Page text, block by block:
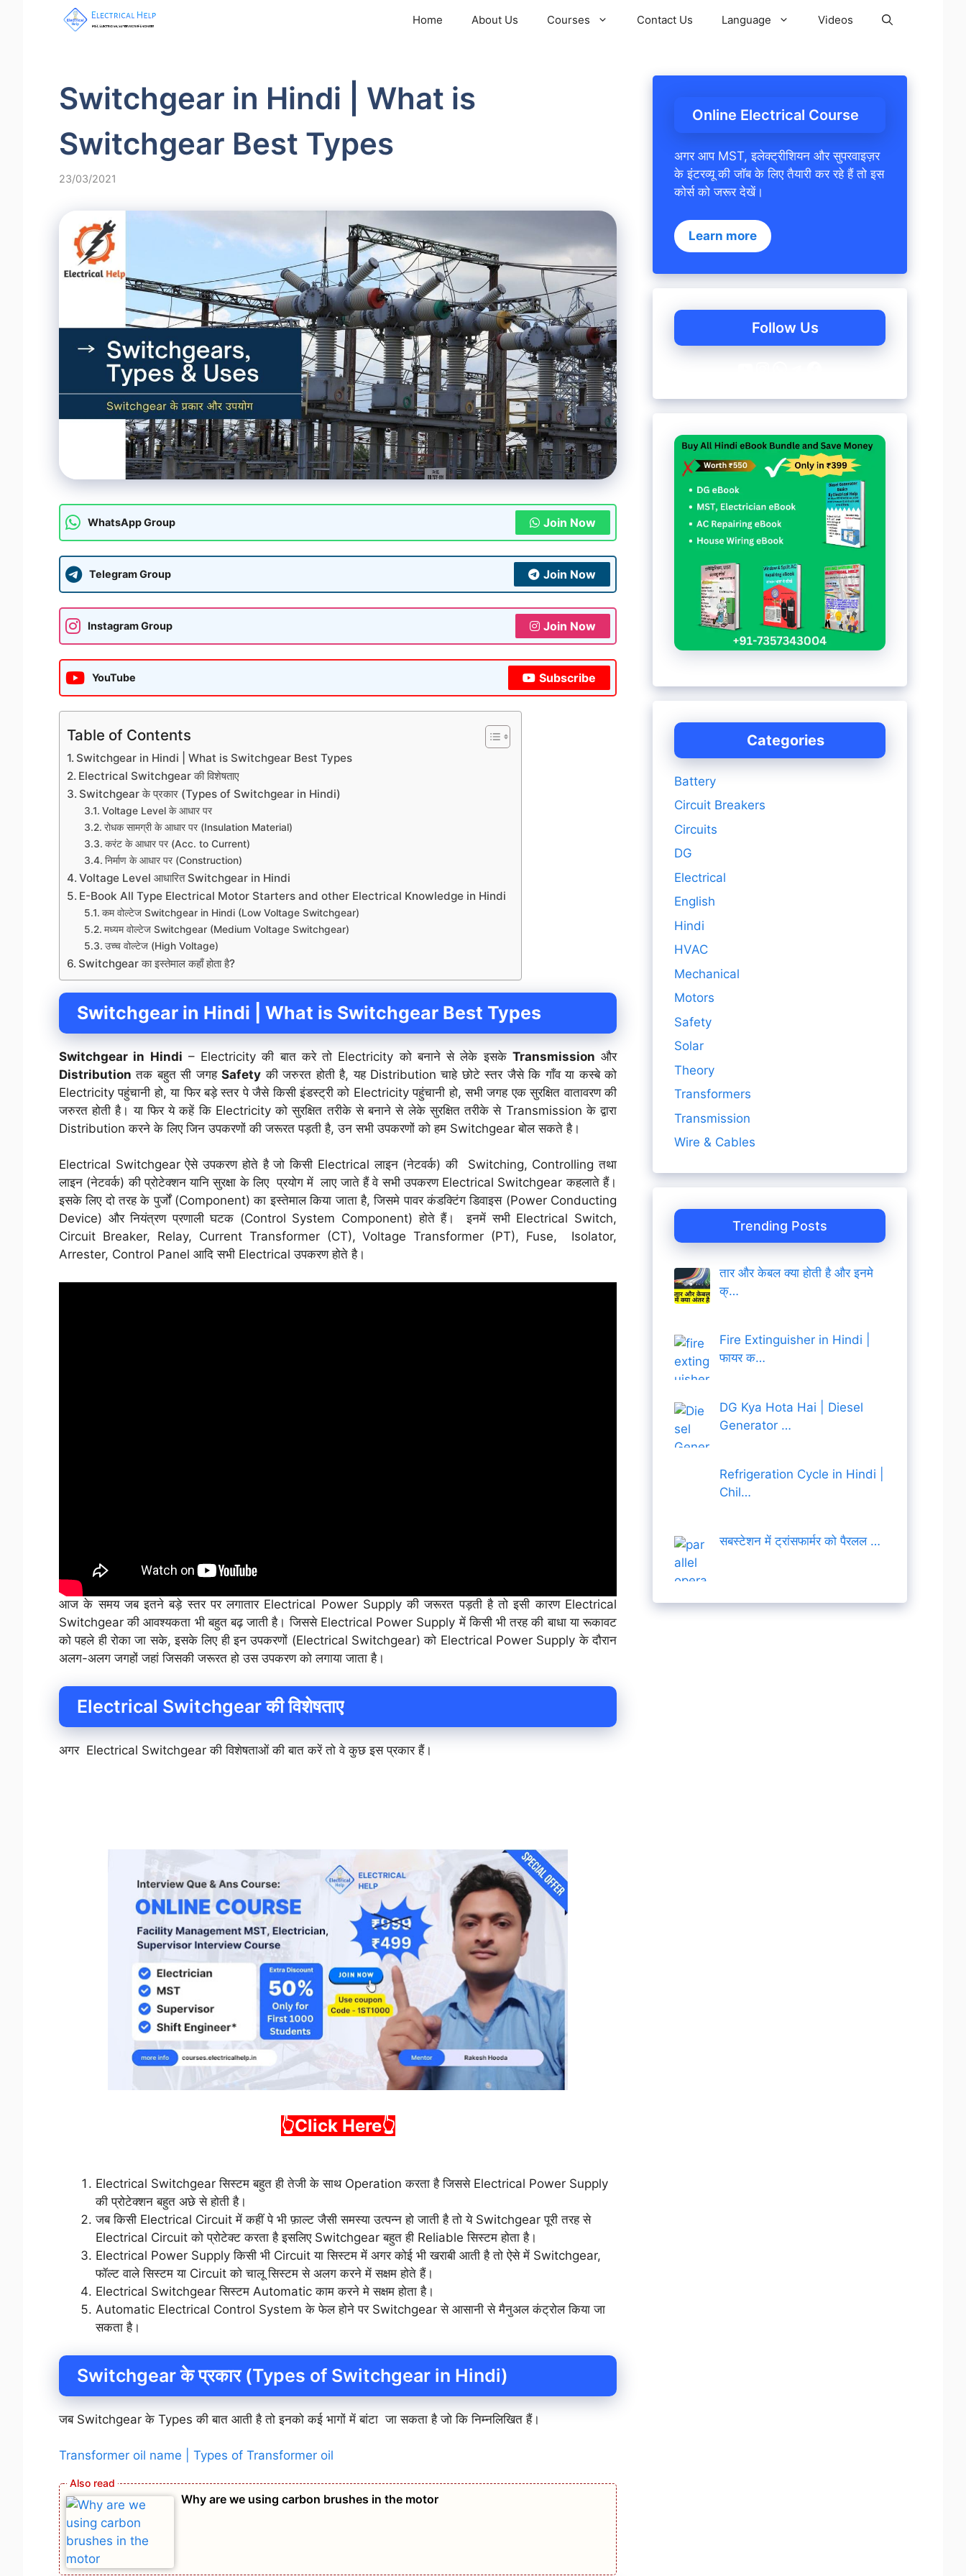
Home About Us Courses Contact Us Language Videos
Switchgear in Hindi | What is
Switchgear Best Types
23/03/2021
WhatsApp Group Join Now
Telegram Group Join Now
Instagram Group Join Now
YouTube Subscribe
Table of Contents
Switchgear in Hindi | What is Switchgear Best Types
Electrical Switchgear की विशेषताए
Switchgear के प्रकार (Types of Switchgear in Hindi)
Voltage Level के आधार पर
रोधक सामग्री के आधार पर (Insulation Material)
करंट के आधार पर (Acc. to Current)
निर्माण के आधार पर (Construction)
Voltage Level आधारित Switchgear in Hindi
E-Book All Type Electrical Motor Starters and other Electrical Knowledge in Hindi
कम वोल्टेज Switchgear in Hindi (Low Voltage Switchgear)
मध्यम वोल्टेज Switchgear (Medium Voltage Switchgear)
उच्च वोल्टेज (High Voltage)
Switchgear का इस्तेमाल कहाँ होता है?
Switchgear in Hindi | What is Switchgear Best Types
Switchgear in Hindi – Electricity की बात करे तो Electricity को बनाने से लेके इसके Transmission और
Distribution तक बहुत सी जगहSafety की जरुरत होती है, यह Distribution चाहे छोटे स्तर जैसे कि गाँव या कस्बे को
Electricity पहुंचानी हो, या फिर बड़े स्तर पे जैसे किसी इंडस्ट्री को Electricity पहुंचानी हो, सभी जगह एक सुरक्षित वातावरण की
जरुरत होती है। या फिर ये कहें कि Electricity को सुरक्षित तरीके से बनाने से लेके सुरक्षित तरीके से Transmission के द्वारा
Distribution करने के लिए जिन उपकरणों की जरूरत पड़ती है, उन सभी उपकरणों को हम Switchgear बोल सकते है।
Electrical Switchgear ऐसे उपकरण होते है जो किसी Electrical लाइन (नेटवर्क) की Switching, Controlling तथा
लाइन (नेटवर्क) की प्रोटेक्शन यानि सुरक्षा के लिए प्रयोग में लाए जाते हैं वे सभी उपकरण Electrical Switchgear कहलाते हैं।
इसके लिए दो तरह के पुर्जों (Component) का इस्तेमाल किया जाता है, जिसमे पावर कंडक्टिंग डिवाइस (Power Conducting
Device) और नियंत्रण प्रणाली घटक (Control System Component) होते हैं। इनमें सभी Electrical Switch,
Circuit Breaker, Relay, Current Transformer (CT), Voltage Transformer (PT), Fuse, Isolator,
Arrester, Control Panel आदि सभी Electrical उपकरण होते है।
आज के समय जब इतने बड़े स्तर पर लगातार Electrical Power Supply की जरूरत पड़ती है तो इसी कारण Electrical
Switchgear की आवश्यकता भी बहुत बढ़ जाती है। जिससे Electrical Power Supply में किसी भी तरह की बाधा या रूकावट
को पहले ही रोका जा सके, इसके लिए ही इन उपकरणों (Electrical Switchgear) को Electrical Power Supply के दौरान
अलग-अलग जगहों जहां जिसकी जरूरत हो उस उपकरण को लगाया जाता है।
Electrical Switchgear की विशेषताए
अगर Electrical Switchgear की विशेषताओं की बात करें तो वे कुछ इस प्रकार हैं।
👆Click Here👆
Electrical Switchgear सिस्टम बहुत ही तेजी के साथ Operation करता है जिससे Electrical Power Supply
की प्रोटेक्शन बहुत अछे से होती है।
जब किसी Electrical Circuit में कहीं पे भी फ़ाल्ट जैसी समस्या उत्पन्न हो जाती है तो ये Switchgear पूरी तरह से
Electrical Circuit को प्रोटेक्ट करता है इसलिए Switchgear बहुत ही Reliable सिस्टम होता है।
Electrical Power Supply किसी भी Circuit या सिस्टम में अगर कोई भी खराबी आती है तो ऐसे में Switchgear,
फॉल्ट वाले सिस्टम या Circuit को चालू सिस्टम से अलग करने में सक्षम होते हैं।
Electrical Switchgear सिस्टम Automatic काम करने मे सक्षम होता है।
Automatic Electrical Control System के फेल होने पर Switchgear से आसानी से मैनुअल कंट्रोल किया जा
सकता है।
Switchgear के प्रकार (Types of Switchgear in Hindi)
जब Switchgear के Types की बात आती है तो इनको कई भागों में बांटा जा सकता है जो कि निम्नलिखित हैं।
Transformer oil name | Types of Transformer oil
Why are we using carbon brushes in the motor
Online Electrical Course
अगर आप MST, इलेक्ट्रीशियन और सुपरवाइज़र
के इंटरव्यू की जॉब के लिए तैयारी कर रहे हैं तो इस
कोर्स को जरूर देखें।
Learn more
Follow Us
Categories
Battery
Circuit Breakers
Circuits
DG
Electrical
English
Hindi
HVAC
Mechanical
Motors
Safety
Solar
Theory
Transformers
Transmission
Wire & Cables
Trending Posts
तार और केबल क्या होती है और इनमे
क्…
Fire Extinguisher in Hindi |
फायर क…
DG Kya Hota Hai | Diesel
Generator …
Refrigeration Cycle in Hindi |
Chil…
सबस्टेशन में ट्रांसफार्मर को पैरलल …